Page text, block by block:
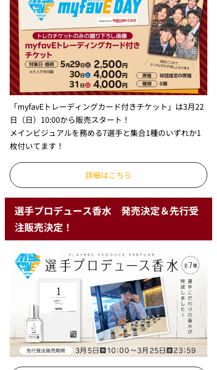
「myfavEトレーディングカード付きチケット」は3月22
日（日）10:00から販売スタート！
メインビジュアルを務める7選手と集合1種のいずれか1
枚付いてます！
詳細はこちら
選手プロデュース香水 発売決定＆先行受
注販売決定！